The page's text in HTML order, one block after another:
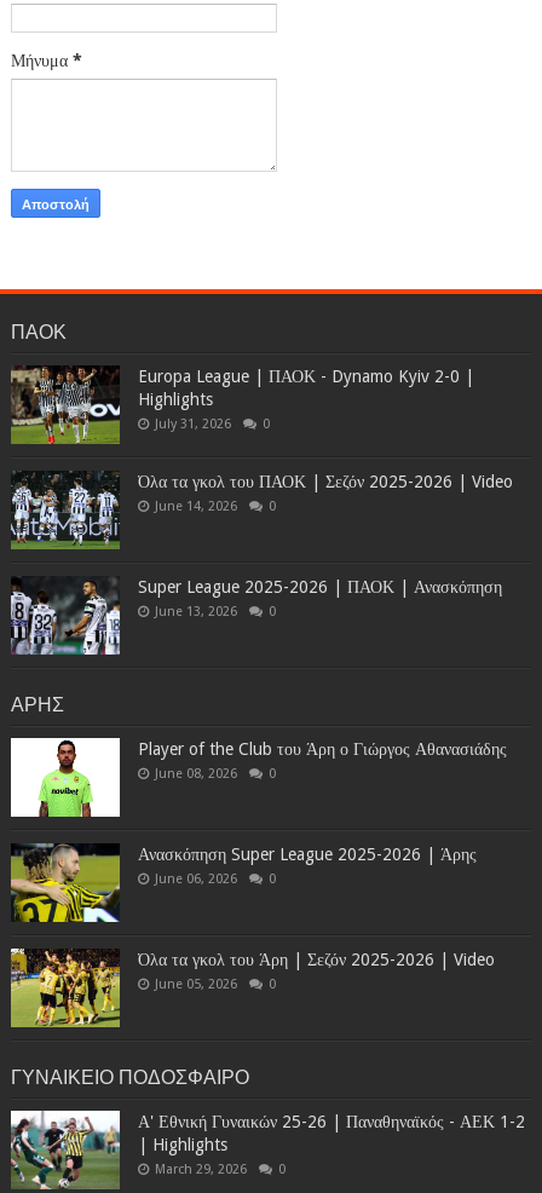
Μήνυμα *
ΠΑΟΚ
Europa League | ΠΑΟΚ - Dynamo Kyiv 2-0 |
Highlights
July 31, 2026 0
Όλα τα γκολ του ΠΑΟΚ | Σεζόν 2025-2026 | Video
June 14, 2026 0
Super League 2025-2026 | ΠΑΟΚ | Ανασκόπηση
June 13, 2026 0
ΑΡΗΣ
Player of the Club του Άρη ο Γιώργος Αθανασιάδης
June 08, 2026 0
Ανασκόπηση Super League 2025-2026 | Άρης
June 06, 2026 0
Όλα τα γκολ του Άρη | Σεζόν 2025-2026 | Video
June 05, 2026 0
ΓΥΝΑΙΚΕΙΟ ΠΟΔΟΣΦΑΙΡΟ
Α' Εθνική Γυναικών 25-26 | Παναθηναϊκός - ΑΕΚ 1-2
| Highlights
March 29, 2026 0